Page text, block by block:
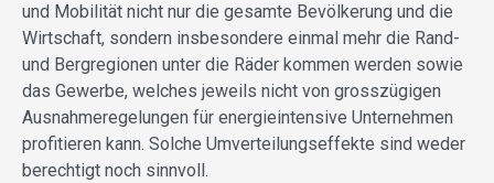
und Mobilität nicht nur die gesamte Bevölkerung und die
Wirtschaft, sondern insbesondere einmal mehr die Rand-
und Bergregionen unter die Räder kommen werden sowie
das Gewerbe, welches jeweils nicht von grosszügigen
Ausnahmeregelungen für energieintensive Unternehmen
profitieren kann. Solche Umverteilungseffekte sind weder
berechtigt noch sinnvoll.